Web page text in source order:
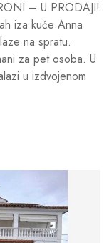
– U PRODAJI!
iza kuće Anna
na spratu.
za pet osoba. U
u izdvojenom